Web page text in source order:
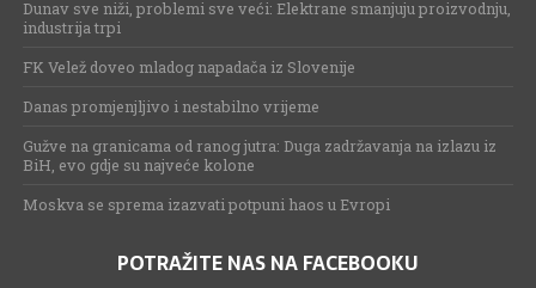
Dunav sve niži, problemi sve veći: Elektrane smanjuju proizvodnju,
industrija trpi
FK Velež doveo mladog napadača iz Slovenije
Danas promjenjljivo i nestabilno vrijeme
Gužve na granicama od ranog jutra: Duga zadržavanja na izlazu iz
BiH, evo gdje su najveće kolone
Moskva se sprema izazvati potpuni haos u Evropi
POTRAŽITE NAS NA FACEBOOKU